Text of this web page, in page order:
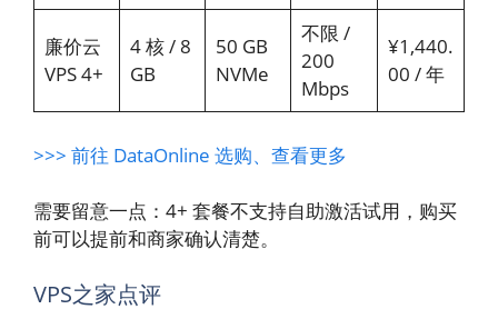
廉价云
VPS 4+
4 核 / 8
GB
50 GB
NVMe
不限 /
200
Mbps
¥1,440.
00 / 年
>>> 前往 DataOnline 选购、查看更多
需要留意一点：4+ 套餐不支持自助激活试用，购买
前可以提前和商家确认清楚。
VPS之家点评